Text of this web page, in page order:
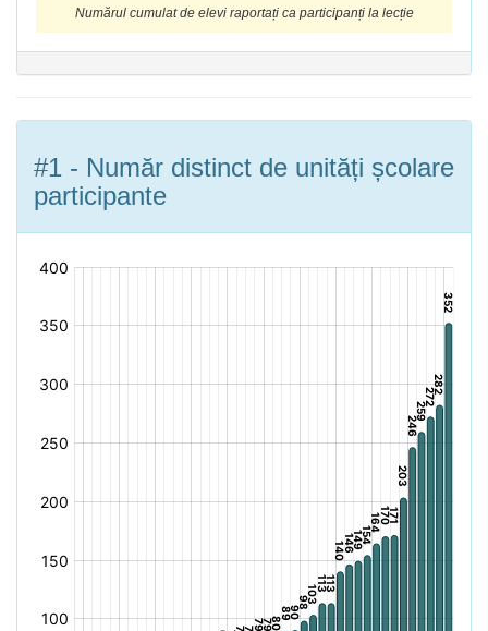
Numărul cumulat de elevi raportați ca participanți la lecție
#1 - Număr distinct de unități școlare
participante
[bold]